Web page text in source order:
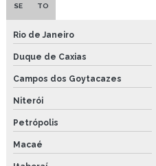
Graxa branca preço
Graxa grafitada preço
Lubrificante industrial
Lubrificante spray
Copo de lubrificação
SE TO
Rio de Janeiro
Duque de Caxias
Campos dos Goytacazes
Niterói
Petrópolis
Macaé